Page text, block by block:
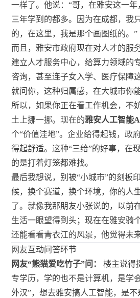
一样了。他说：“哥，在雅安这一
三年学到的都多。因为在成都，我
的，在这里，我是那个画图纸的。”
而且，雅安市政府现在对人才的服
建立人才服务中心，给算力领域的
咨询，甚至连子女入学、医疗保障
就问你，这种归属感，在大城市你
所以，如果你正在看工作机会，不
土上挪一挪。现在的雅安人工智能
个“价值洼地”。企业给得起钱，政
得起舒适。这种“三给”的好事，在
的是打着灯笼都难找。
最后我想说，别被“小城市”的刻板
候，换个赛道，换个环境，你的人
了。就像我那朋友小张说的，以前
生活一眼望得到头；现在在雅安骑
还能看看青衣江的风景，他觉得未
网友互动问答环节
网友“熊猫爱吃竹子”问：
楼主说得
专学历，学的也不是计算机，是学
外汉”，想去雅安搞人工智能，是